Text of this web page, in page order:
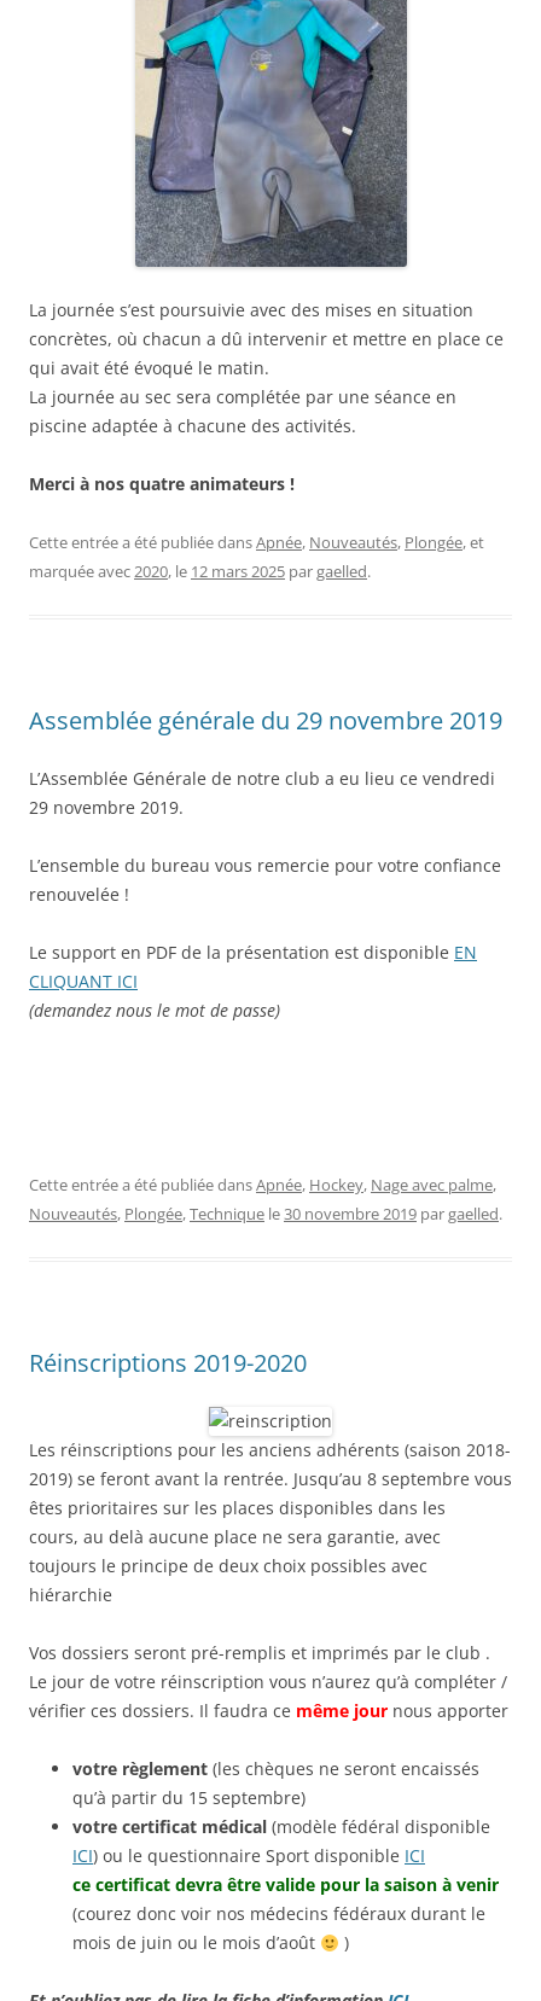
La journée s’est poursuivie avec des mises en situation
concrètes, où chacun a dû intervenir et mettre en place ce
qui avait été évoqué le matin.
La journée au sec sera complétée par une séance en
piscine adaptée à chacune des activités.
Merci à nos quatre animateurs !
Cette entrée a été publiée dansApnée, Nouveautés, Plongée, et
marquée avec2020, le 12 mars 2025 pargaelled.
Assemblée générale du 29 novembre 2019
L’Assemblée Générale de notre club a eu lieu ce vendredi
29 novembre 2019.
L’ensemble du bureau vous remercie pour votre confiance
renouvelée !
Le support en PDF de la présentation est disponible EN
CLIQUANT ICI
(demandez nous le mot de passe)
Cette entrée a été publiée dansApnée, Hockey, Nage avec palme,
Nouveautés, Plongée,Technique le30 novembre 2019 pargaelled.
Réinscriptions 2019-2020
Les réinscriptions pour les anciens adhérents (saison 2018-
2019) se feront avant la rentrée. Jusqu’au 8 septembre vous
êtes prioritaires sur les places disponibles dans les
cours, au delà aucune place ne sera garantie, avec
toujours le principe de deux choix possibles avec
hiérarchie
Vos dossiers seront pré-remplis et imprimés par le club .
Le jour de votre réinscription vous n’aurez qu’à compléter /
vérifier ces dossiers. Il faudra ce même jour nous apporter
votre règlement (les chèques ne seront encaissés
qu’à partir du 15 septembre)
votre certificat médical (modèle fédéral disponible
ICI) ou le questionnaire Sport disponible ICI
ce certificat devra être valide pour la saison à venir
(courez donc voir nos médecins fédéraux durant le
mois de juin ou le mois d’août
)